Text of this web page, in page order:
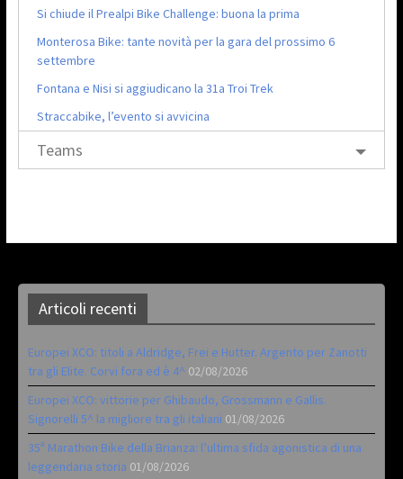
Si chiude il Prealpi Bike Challenge: buona la prima
Monterosa Bike: tante novità per la gara del prossimo 6
settembre
Fontana e Nisi si aggiudicano la 31a Troi Trek
Straccabike, l’evento si avvicina
Teams
Articoli recenti
Europei XCO: titoli a Aldridge, Frei e Hutter. Argento per Zanotti
tra gli Elite. Corvi fora ed è 4^ 02/08/2026
Europei XCO: vittorie per Ghibaudo, Grossmann e Gallis.
Signorelli 5^ la migliore tra gli italiani 01/08/2026
35ª Marathon Bike della Brianza: l’ultima sfida agonistica di una
leggendaria storia 01/08/2026